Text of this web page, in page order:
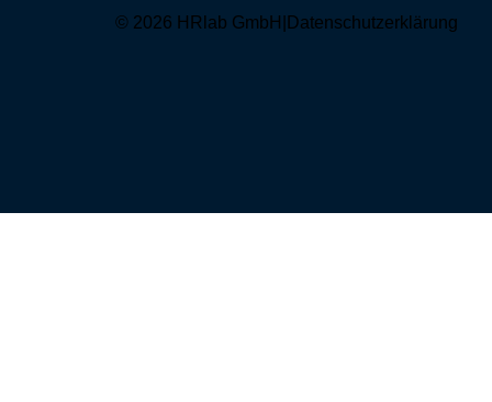
© 2026 HRlab GmbH Datenschutzerklärung